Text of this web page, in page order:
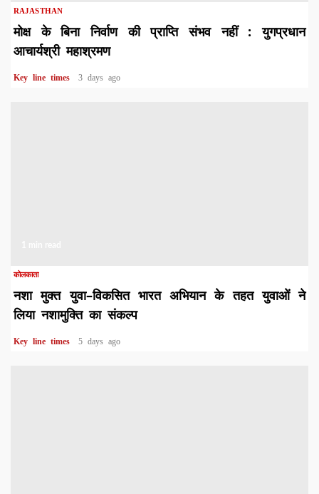
RAJASTHAN
मोक्ष के बिना निर्वाण की प्राप्ति संभव नहीं : युगप्रधान
आचार्यश्री महाश्रमण
Key line times 3 days ago
कोलकाता
नशा मुक्त युवा–विकसित भारत अभियान के तहत युवाओं ने
लिया नशामुक्ति का संकल्प
Key line times 5 days ago